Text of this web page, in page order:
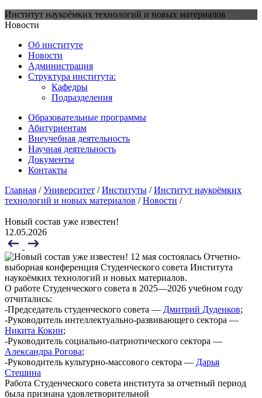
Институт наукоёмких технологий и новых материалов
Новости
Об институте
Новости
Администрация
Структура института:
Кафедры
Подразделения
Образовательные программы
Абитуриентам
Внеучебная деятельность
Научная деятельность
Документы
Контакты
Главная /Университет /Институты /Институт наукоёмких
технологий и новых материалов /Новости /
Новый состав уже известен!
12.05.2026
12 мая состоялась Отчетно-
выборная конференция Студенческого совета Института
наукоёмких технологий и новых материалов.
О работе Студенческого совета в 2025—2026 учебном году
отчитались:
-Председатель студенческого совета — Дмитрий Дуденков;
-Руководитель интеллектуально-развивающего сектора —
Никита Кокин;
-Руководитель социально-патриотического сектора —
Александра Рогова;
-Руководитель культурно-массового сектора — Дарья
Стешина
Работа Студенческого совета института за отчетный период
была признана удовлетворительной